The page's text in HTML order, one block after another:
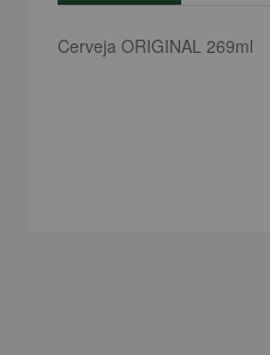
Cerveja ORIGINAL 269ml